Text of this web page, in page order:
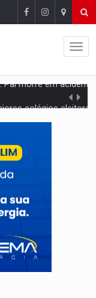
eleitorais concentram 53,7% dos
e candidatos ao Governo de RO partem
em Rondônia coincide com
imobiliário é legal, mas não pode
em PVH e transforma Aramix
internacional e transforma Brasil em